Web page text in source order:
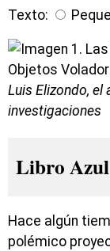
Texto:
Luis Elizondo, el
investigaciones
Libro Azul
Hace algún
polémico